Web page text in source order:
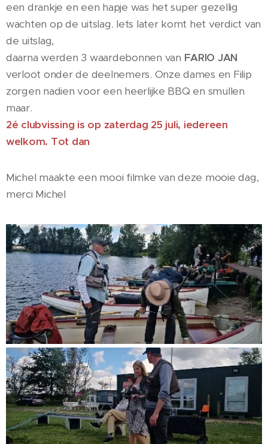
een drankje en een hapje was het super gezellig
wachten op de uitslag. Iets later komt het verdict van
de uitslag,
daarna werden 3 waardebonnen van FARIO JAN
verloot onder de deelnemers. Onze dames en Filip
zorgen nadien voor een heerlijke BBQ en smullen
maar.
2é clubvissing is op zaterdag 25 juli, iedereen
welkom. Tot dan
Michel maakte een mooi filmke van deze mooie dag,
merci Michel